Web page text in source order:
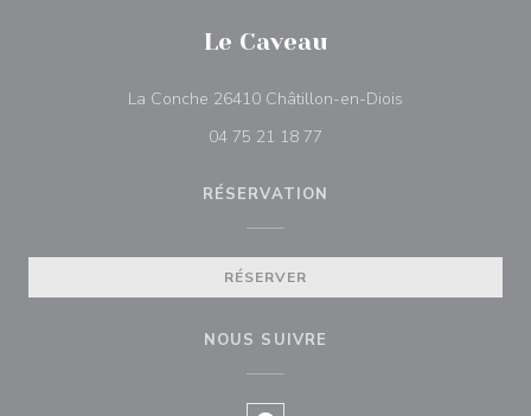
Le Caveau
La Conche 26410 Châtillon-en-Diois
04 75 21 18 77
RÉSERVATION
RÉSERVER
NOUS SUIVRE